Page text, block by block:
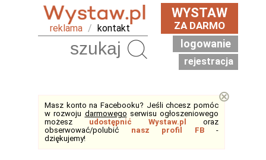
reklama / kontakt
WYSTAW
ZA DARMO
logowanie
rejestracja
Masz konto na Facebooku? Jeśli chcesz pomóc
w rozwoju darmowego serwisu ogłoszeniowego
możesz udostępnić Wystaw.pl
oraz
obserwować/polubić nasz profil FB-
dziękujemy!
⊗